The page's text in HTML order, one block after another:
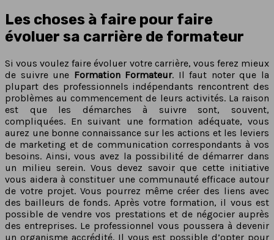
Les choses à faire pour faire
évoluer sa carrière de formateur
Si vous voulez faire évoluer votre carrière, vous ferez mieux
de suivre une Formation Formateur. Il faut noter que la
plupart des professionnels indépendants rencontrent des
problèmes au commencement de leurs activités. La raison
est que les démarches à suivre sont, souvent,
compliquées. En suivant une formation adéquate, vous
aurez une bonne connaissance sur les actions et les leviers
de marketing et de communication correspondants à vos
besoins. Ainsi, vous avez la possibilité de démarrer dans
un milieu serein. Vous devez savoir que cette initiative
vous aidera à constituer une communauté efficace autour
de votre projet. Vous pourrez même créer des liens avec
des bailleurs de fonds. Après votre formation, il vous est
possible de vendre vos prestations et de négocier auprès
des entreprises. Le professionnel vous poussera à devenir
un organisme accrédité. Il vous est possible d’opter pour